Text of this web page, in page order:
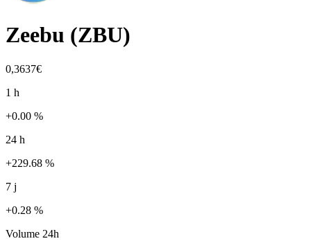
Zeebu (ZBU)
0,3637€
1 h
+0.00 %
24 h
+229.68 %
7 j
+0.28 %
Volume 24h